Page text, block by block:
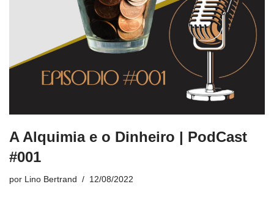
A Alquimia e o Dinheiro | PodCast
#001
por Lino Bertrand 12/08/2022